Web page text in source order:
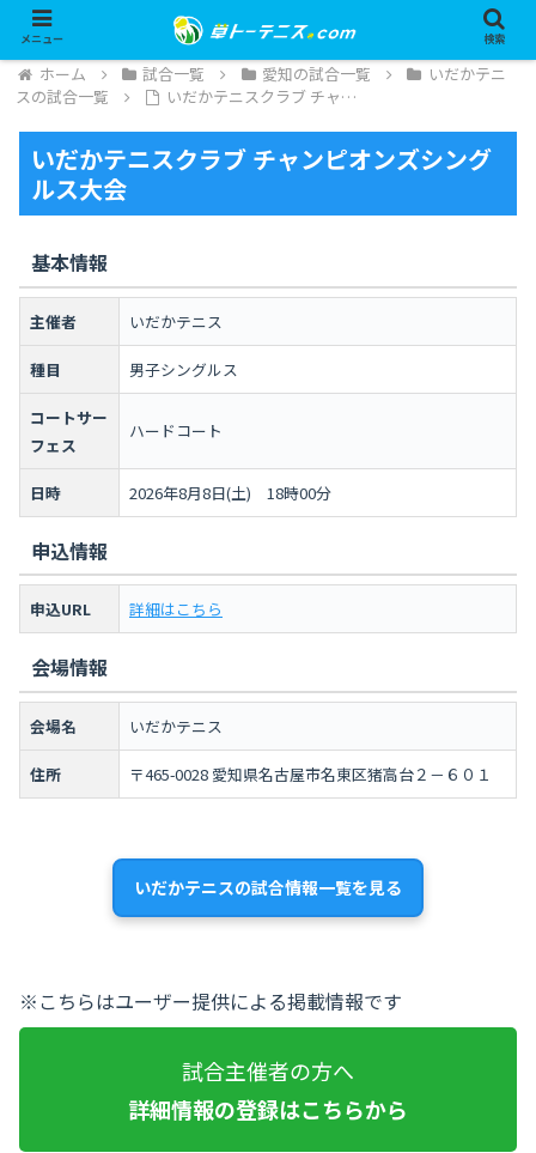
ホーム 試合一覧 愛知の試合一覧
いだかテニ
スの試合一覧
いだかテニスクラブ チャ…
いだかテニスクラブ チャンピオンズシング
ルス大会
基本情報
主催者 いだかテニス
種目 男子シングルス
コートサー
フェス
ハードコート
日時 2026年8月8日(土) 18時00分
申込情報
申込URL 詳細はこちら
会場情報
会場名 いだかテニス
住所 〒465-0028 愛知県名古屋市名東区猪高台２－６０１
いだかテニスの試合情報一覧を見る
※こちらはユーザー提供による掲載情報です
試合主催者の方へ
詳細情報の登録はこちらから
メニュー 検索